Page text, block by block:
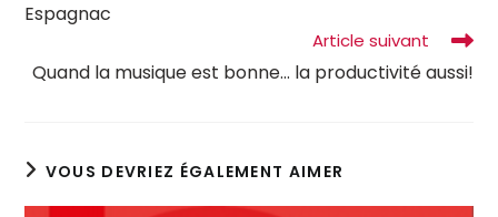
Espagnac
Article suivant
Quand la musique est bonne… la productivité aussi!
VOUS DEVRIEZ ÉGALEMENT AIMER